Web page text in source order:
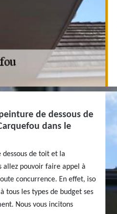
de dessous de
dans le
de toit et la
allez pouvoir faire appel à
concurrence. En effet, iso
tous les types de budget ses
Nous vous incitons